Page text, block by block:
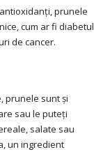
prunele
cum ar fi diabetul
de cancer.
prunele sunt și
sau le puteți
salate sau
un ingredient